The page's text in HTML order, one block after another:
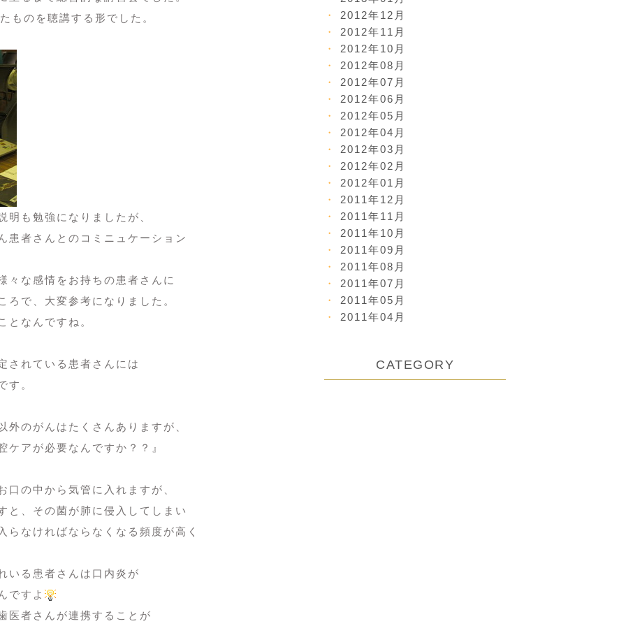
ものを聴講する形でした。
明も勉強になりましたが、
患者さんとのコミニュケーション
々な感情をお持ちの患者さんに
ろで、大変参考になりました。
となんですね。
されている患者さんには
す。
のがんはたくさんありますが、
ケアが必要なんですか？？』
口の中から気管に入れますが、
と、その菌が肺に侵入してしまい
らなければならなくなる頻度が高く
いる患者さんは口内炎が
ですよ
医者さんが連携することが
2012年12月
2012年11月
2012年10月
2012年08月
2012年07月
2012年06月
2012年05月
2012年04月
2012年03月
2012年02月
2012年01月
2011年12月
2011年11月
2011年10月
2011年09月
2011年08月
2011年07月
2011年05月
2011年04月
CATEGORY